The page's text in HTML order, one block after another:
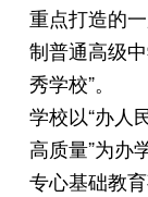
重点打造的
制普通高级
秀学校”。
学校以“办人
高质量”为办
专心基础教